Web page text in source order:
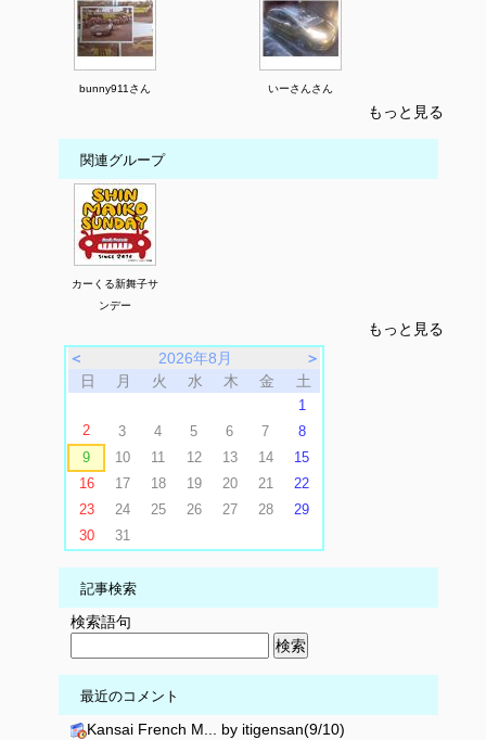
bunny911さん いーさんさん
もっと見る
関連グループ
カーくる新舞子サ
ンデー
もっと見る
＜
2026年8月
＞
日
月 火 水 木 金 土
1
2
3 4 5 6 7
8
9
10 11 12 13 14
15
16
17 18 19 20 21
22
23
24 25 26 27 28
29
30
31
記事検索
検索語句
最近のコメント
Kansai French M... by itigensan(9/10)